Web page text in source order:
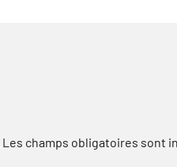
Les champs obligatoires sont